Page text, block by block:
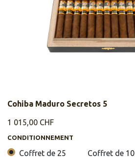
Cohiba Maduro Secretos 5
1 015,00 CHF
CONDITIONNEMENT
Coffret de 25 Coffret de 10